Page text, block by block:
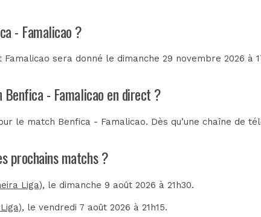
- Famalicao ?
sera donné le dimanche 29 novembre 2026 à
- Famalicao en direct ?
le match Benfica - Famalicao. Dès qu’une chaîne de
prochains matchs ?
Liga), le dimanche 9 août 2026 à 21h30.
, le vendredi 7 août 2026 à 21h15.